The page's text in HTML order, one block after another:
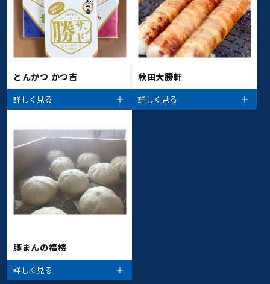
とんかつ かつ吉
詳しく見る
秋田大勝軒
詳しく見る
豚まんの福楼
詳しく見る